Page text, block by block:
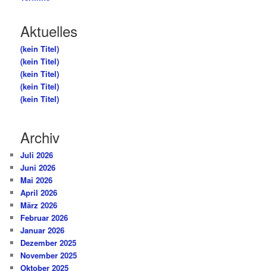
Aktuelles
(kein Titel)
(kein Titel)
(kein Titel)
(kein Titel)
(kein Titel)
Archiv
Juli 2026
Juni 2026
Mai 2026
April 2026
März 2026
Februar 2026
Januar 2026
Dezember 2025
November 2025
Oktober 2025